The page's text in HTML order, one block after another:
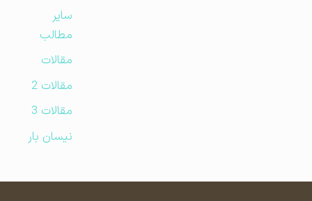
مطالب
مقالات
مقالات 2
مقالات 3
نیسان بار